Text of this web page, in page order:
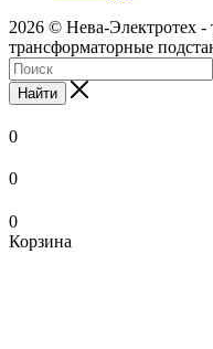
2026 © Нева-Электротех -
трансформаторные
Найти
0
0
0
Корзина